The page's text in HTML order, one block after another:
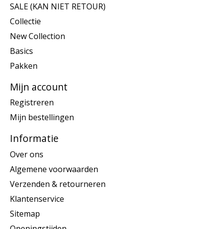
SALE (KAN NIET RETOUR)
Collectie
New Collection
Basics
Pakken
Mijn account
Registreren
Mijn bestellingen
Informatie
Over ons
Algemene voorwaarden
Verzenden & retourneren
Klantenservice
Sitemap